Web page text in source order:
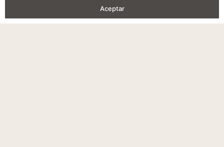
Aceptar